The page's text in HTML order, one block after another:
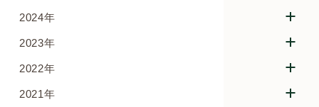
2024年
2023年
2022年
2021年